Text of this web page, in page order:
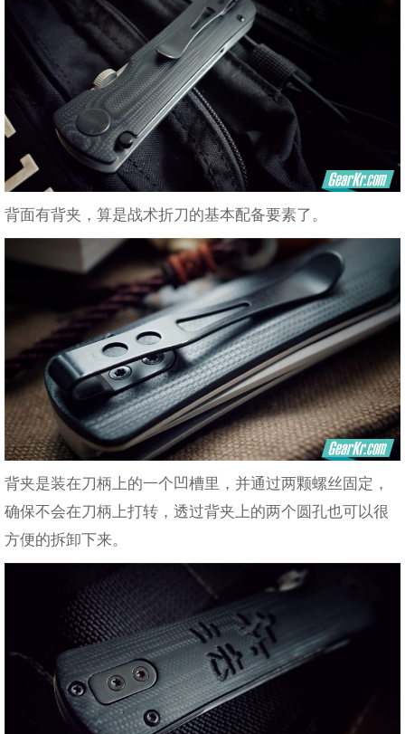
背面有背夹，算是战术折刀的基本配备要素了。
背夹是装在刀柄上的一个凹槽里，并通过两颗螺丝固定，
确保不会在刀柄上打转，透过背夹上的两个圆孔也可以很
方便的拆卸下来。